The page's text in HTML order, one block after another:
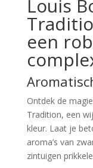
Louis
een
Ontdek de
Tradition, een
kleur. Laat je
aroma’s van
zintuigen